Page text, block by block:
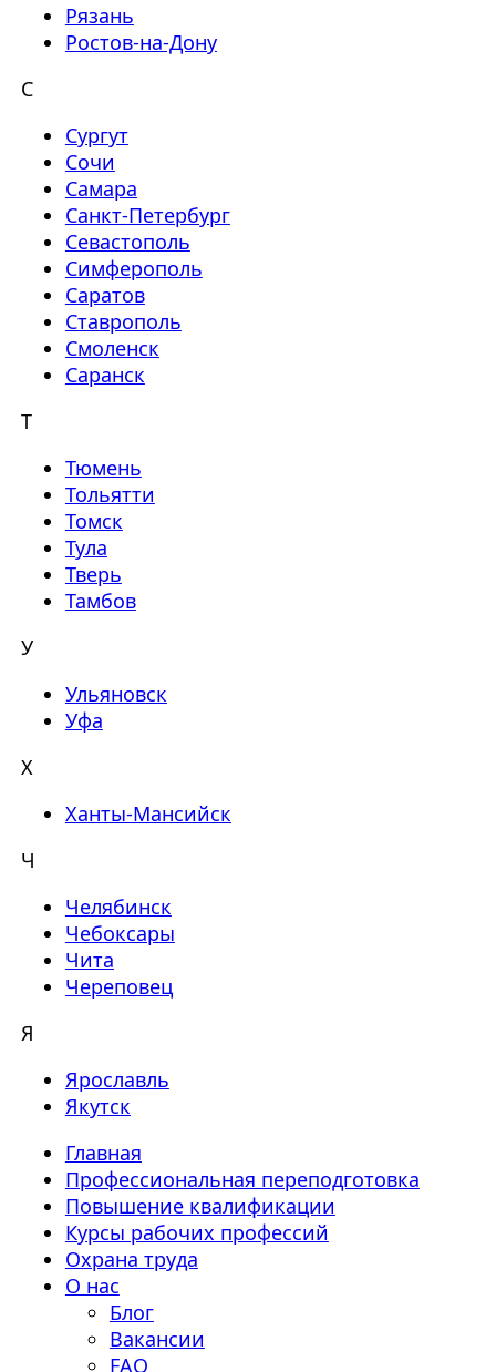
Рязань
Ростов-на-Дону
С
Сургут
Сочи
Самара
Санкт-Петербург
Севастополь
Симферополь
Саратов
Ставрополь
Смоленск
Саранск
Т
Тюмень
Тольятти
Томск
Тула
Тверь
Тамбов
У
Ульяновск
Уфа
Х
Ханты-Мансийск
Ч
Челябинск
Чебоксары
Чита
Череповец
Я
Ярославль
Якутск
Главная
Профессиональная переподготовка
Повышение квалификации
Курсы рабочих профессий
Охрана труда
О нас
Блог
Вакансии
FAQ